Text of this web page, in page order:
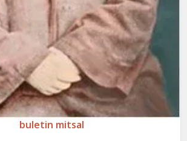
buletin mitsal